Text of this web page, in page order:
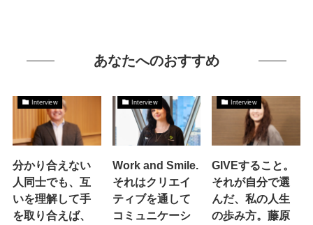
あなたへのおすすめ
Interview
分かり合えない
人同士でも、互
いを理解して手
を取り合えば、
Interview
Work and Smile.
それはクリエイ
ティブを通して
コミュニケーシ
Interview
GIVEすること。
それが自分で選
んだ、私の人生
の歩み方。藤原